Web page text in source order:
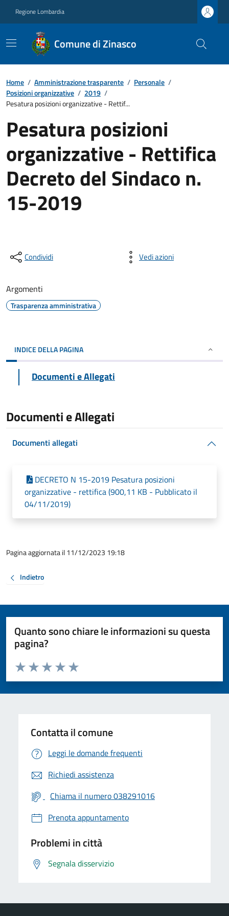
Regione Lombardia
Comune di Zinasco
Home / Amministrazione trasparente / Personale /
Posizioni organizzative / 2019 /
Pesatura posizioni organizzative - Rettif...
Pesatura posizioni
organizzative - Rettifica
Decreto del Sindaco n.
15-2019
Condividi Vedi azioni
Argomenti
Trasparenza amministrativa
INDICE DELLA PAGINA
Documenti e Allegati
Documenti e Allegati
Documenti allegati
DECRETO N 15-2019 Pesatura posizioni
organizzative - rettifica (900,11 KB - Pubblicato il
04/11/2019)
Pagina aggiornata il 11/12/2023 19:18
Indietro
Quanto sono chiare le informazioni su questa
pagina?
Valuta da 1 a 5 stelle la pagina
Valuta 5 stelle su 5
Valuta 4 stelle su 5
Valuta 3 stelle su 5
Valuta 2 stelle su 5
Valuta 1 stelle su 5
Contatta il comune
Leggi le domande frequenti
Richiedi assistenza
Chiama il numero 038291016
Prenota appuntamento
Problemi in città
Segnala disservizio